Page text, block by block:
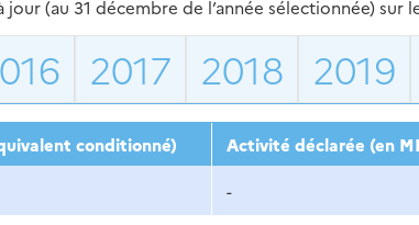
(au 31 décembre de l’année sélectionnée) sur
2017 2018 2019
conditionné) Activité déclarée (en
-